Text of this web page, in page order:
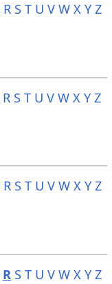
R S T U V W X Y Z
R S T U V W X Y Z
R S T U V W X Y Z
R S T U V W X Y Z